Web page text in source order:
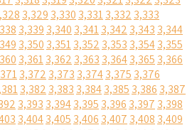
3,329 3,330 3,3313,332 3,333
3,339 3,340 3,3413,342 3,343 3,344
3,350 3,3513,352 3,353 3,3543,355
3,3613,362 3,363 3,3643,365 3,366
3,372 3,373 3,3743,375 3,376
3,382 3,383 3,3843,385 3,386 3,387
3,393 3,3943,395 3,396 3,397 3,398
3,4043,405 3,406 3,407 3,408 3,409